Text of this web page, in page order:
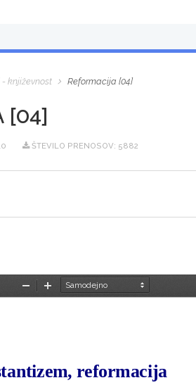
- književnost Reformacija [04]
[04]
ŠTEVILO PRENOSOV: 5882
PomanjšajPovečaj
reformacija